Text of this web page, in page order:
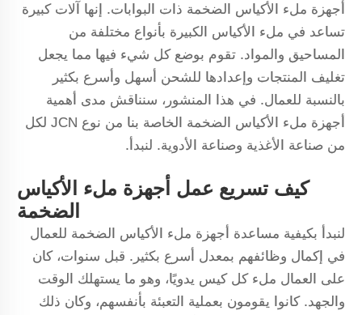
أجهزة ملء الأكياس الضخمة ذات البوابات. إنها آلات كبيرة
تساعد في ملء الأكياس الكبيرة بأنواع مختلفة من
المساحيق والمواد. تقوم بوضع كل شيء فيها مما يجعل
تغليف المنتجات وإعدادها للشحن أسهل وأسرع بكثير
بالنسبة للعمال. في هذا المنشور، سنناقش مدى أهمية
أجهزة ملء الأكياس الضخمة الخاصة بنا من نوع JCN لكل
من صناعة الأغذية وصناعة الأدوية. لنبدأ.
كيف تسريع عمل أجهزة ملء الأكياس
الضخمة
لنبدأ بكيفية مساعدة أجهزة ملء الأكياس الضخمة للعمال
في إكمال وظائفهم بمعدل أسرع بكثير. قبل سنوات، كان
على العمال ملء كل كيس يدويًا، وهو ما يستهلك الوقت
والجهد. كانوا يقومون بعملية التعبئة بأنفسهم، وكان ذلك